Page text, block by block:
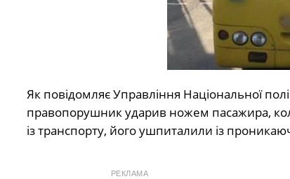
Як повідомляє Управління Національної
правопорушник ударив ножем пасажира,
із транспорту, його ушпиталили із
РЕКЛАМА